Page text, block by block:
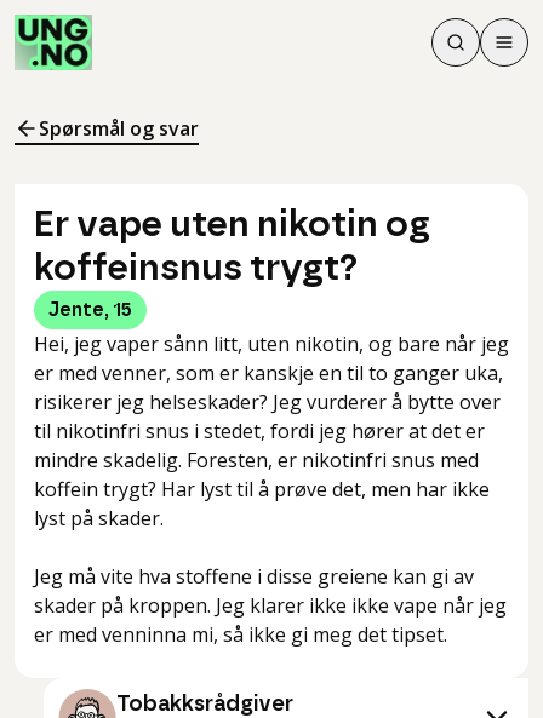
Søk
Søk
Meny
Spørsmål og svar
Er vape uten nikotin og
koffeinsnus trygt?
Jente, 15
Hei, jeg vaper sånn litt, uten nikotin, og bare når jeg
er med venner, som er kanskje en til to ganger uka,
risikerer jeg helseskader? Jeg vurderer å bytte over
til nikotinfri snus i stedet, fordi jeg hører at det er
mindre skadelig. Foresten, er nikotinfri snus med
koffein trygt? Har lyst til å prøve det, men har ikke
lyst på skader.
Jeg må vite hva stoffene i disse greiene kan gi av
skader på kroppen. Jeg klarer ikke ikke vape når jeg
er med venninna mi, så ikke gi meg det tipset.
Tobakksrådgiver